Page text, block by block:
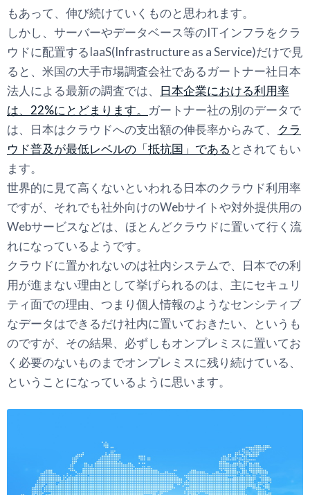
もあって、伸び続けていくものと思われます。
しかし、サーバーやデータベース等のITインフラをクラ
ウドに配置するIaaS(Infrastructure as a Service)だけで見
ると、米国の大手市場調査会社であるガートナー社日本
法人による最新の調査では、 日本企業における利用率
は、22%にとどまります。 ガートナー社の別のデータで
は、日本はクラウドへの支出額の伸長率からみて、 クラ
ウド普及が最低レベルの「抵抗国」である とされてもい
ます。
世界的に見て高くないといわれる日本のクラウド利用率
ですが、それでも社外向けのWebサイトや対外提供用の
Webサービスなどは、ほとんどクラウドに置いて行く流
れになっているようです。
クラウドに置かれないのは社内システムで、日本での利
用が進まない理由として挙げられるのは、主にセキュリ
ティ面での理由、つまり個人情報のようなセンシティブ
なデータはできるだけ社内に置いておきたい、というも
のですが、その結果、必ずしもオンプレミスに置いてお
く必要のないものまでオンプレミスに残り続けている、
ということになっているように思います。